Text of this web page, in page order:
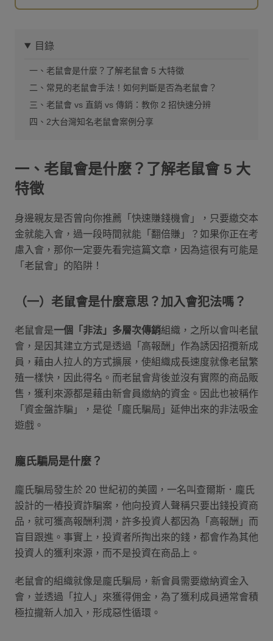
目錄
一、老鼠會是什麼？了解老鼠會 5 大特徵
二、常見的老鼠會手法！如何判斷是否為老鼠會？
三、老鼠會 vs 直銷 vs 傳銷：教你 2 招快速分辨
四、2大台灣知名老鼠會案例分享
一、老鼠會是什麼？了解老鼠會 5 大
特徵
身邊親友是否曾向你推薦「快速賺錢機會」，只要繳交本
金就能入會，過一段時間就能「翻倍賺」？如果你正在考
慮入會，那你一定要先看完這篇文章，因為這很有可能是
「老鼠會」的陷阱！
（一）老鼠會是什麼意思？加入會犯法嗎？
老鼠會是一個「非法」多層次傳銷組織，之所以會叫老鼠
會，是因其建立方式是透過「高報酬」作為誘因招攬新成
員，藉由人拉人的方式擴展，使組織成長速度就像老鼠繁
殖一樣快，因此得名。而老鼠會背後並沒有實際的商品販
售，獲利來源都是藉由新會員繳納的資金。因此也被稱作
「資金盤詐騙」，是從「龐氏騙局」延伸出來的非法吸金
遊戲。
龐氏騙局是什麼？
龐氏騙局發生於 20 世紀初的美國，一名叫查爾斯．龐氏
設計的一樁投資詐騙案，他向投資人聲稱只要出錢投資商
品，就可獲高報酬利潤，許多投資人都因為「高報酬」而
盲目跟進。事實上，投資者所掏出來的錢，都會作為其他
投資人的獲利來源，而不是投資在商品上。
老鼠會的組織就像是龐氏騙局，新會員需要繳納資金入
會，並透過「拉人」來獲得佣金，為了獲利成員通常會積
極拉攏新人加入，形成惡性循環。